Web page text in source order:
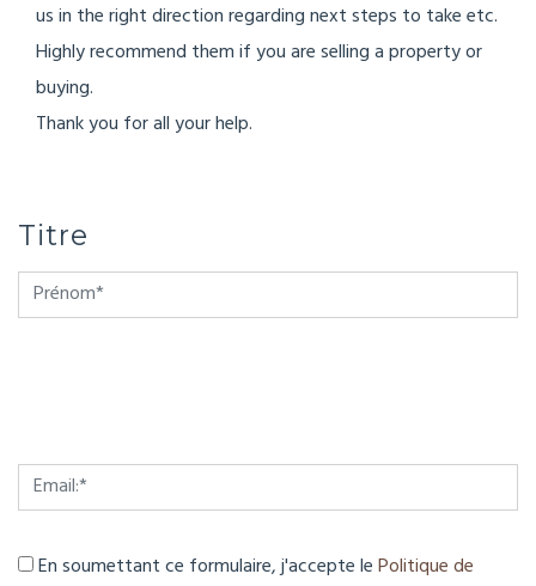
us in the right direction regarding next steps to take etc.
Highly recommend them if you are selling a property or
buying.
Thank you for all your help.
Titre
En soumettant ce formulaire, j'accepte lePolitique de